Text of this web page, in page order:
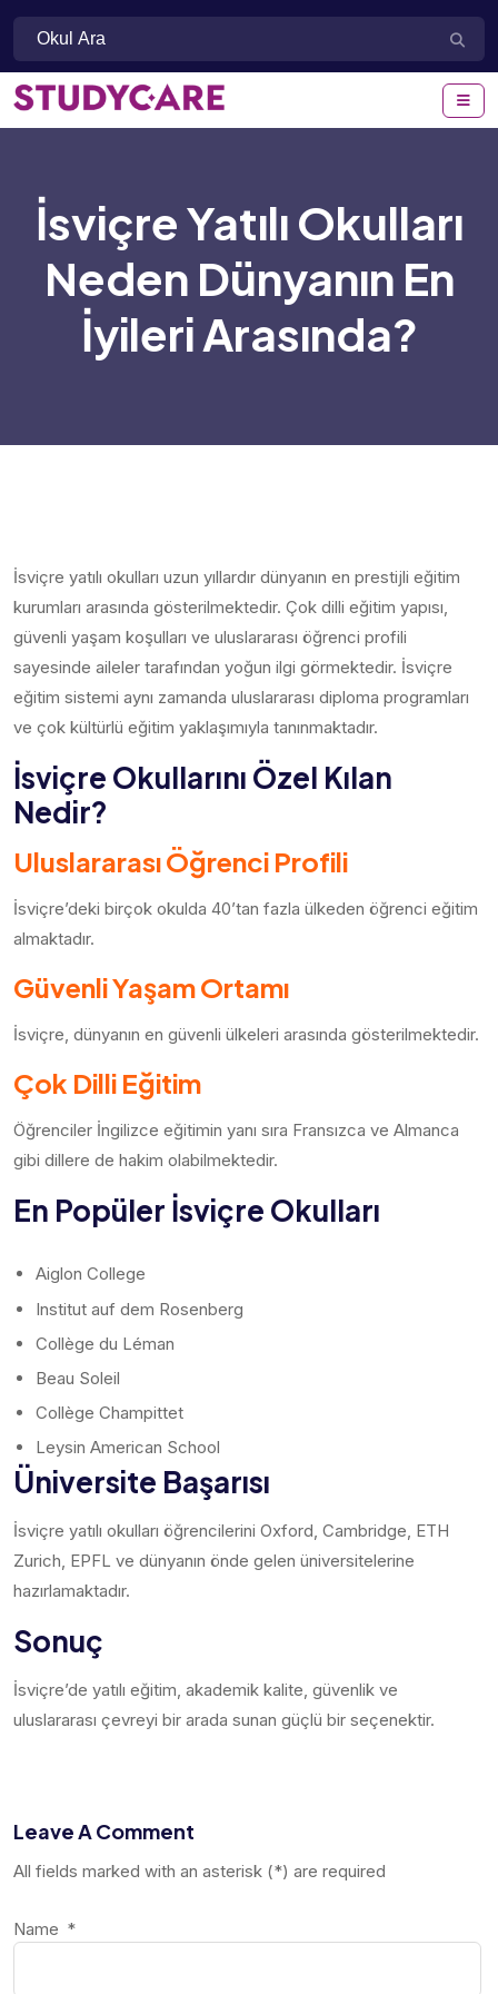
İsviçre Yatılı Okulları
Neden Dünyanın En
İyileri Arasında?
İsviçre yatılı okulları uzun yıllardır dünyanın en prestijli eğitim
kurumları arasında gösterilmektedir. Çok dilli eğitim yapısı,
güvenli yaşam koşulları ve uluslararası öğrenci profili
sayesinde aileler tarafından yoğun ilgi görmektedir. İsviçre
eğitim sistemi aynı zamanda uluslararası diploma programları
ve çok kültürlü eğitim yaklaşımıyla tanınmaktadır.
İsviçre Okullarını Özel Kılan
Nedir?
Uluslararası Öğrenci Profili
İsviçre’deki birçok okulda 40’tan fazla ülkeden öğrenci eğitim
almaktadır.
Güvenli Yaşam Ortamı
İsviçre, dünyanın en güvenli ülkeleri arasında gösterilmektedir.
Çok Dilli Eğitim
Öğrenciler İngilizce eğitimin yanı sıra Fransızca ve Almanca
gibi dillere de hakim olabilmektedir.
En Popüler İsviçre Okulları
Aiglon College
Institut auf dem Rosenberg
Collège du Léman
Beau Soleil
Collège Champittet
Leysin American School
Üniversite Başarısı
İsviçre yatılı okulları öğrencilerini Oxford, Cambridge, ETH
Zurich, EPFL ve dünyanın önde gelen üniversitelerine
hazırlamaktadır.
Sonuç
İsviçre’de yatılı eğitim, akademik kalite, güvenlik ve
uluslararası çevreyi bir arada sunan güçlü bir seçenektir.
Leave A Comment
All fields marked with an asterisk (*) are required
Name *